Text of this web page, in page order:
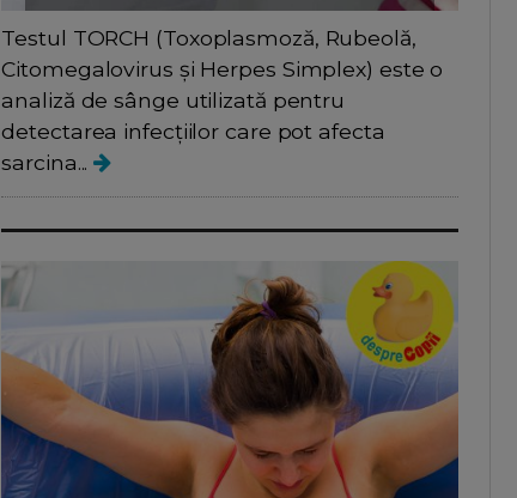
Testul TORCH (Toxoplasmoză, Rubeolă,
Citomegalovirus și Herpes Simplex) este o
analiză de sânge utilizată pentru
detectarea infecțiilor care pot afecta
sarcina...